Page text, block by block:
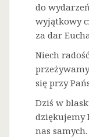
do
wyjątkowy
za dar
Niech
się przy
Dziś w
dziękujemy
nas